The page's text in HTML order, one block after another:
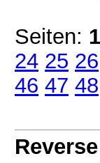
Seiten: 1
24 25 26
46 47 48